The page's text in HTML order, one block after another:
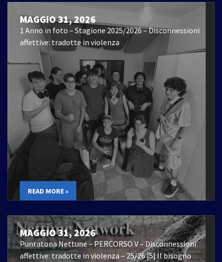
MAGGIO 31, 2026
1 Anno in foto – Stagione 2025/2026 – Disconnessioni
affettive: tradotte in violenza
READ MORE »
MAGGIO 31, 2026
Puntatona Nettune – PERCORSO V – Disconnessioni
affettive: tradotte in violenza – 25/26 |5| Il bisogno